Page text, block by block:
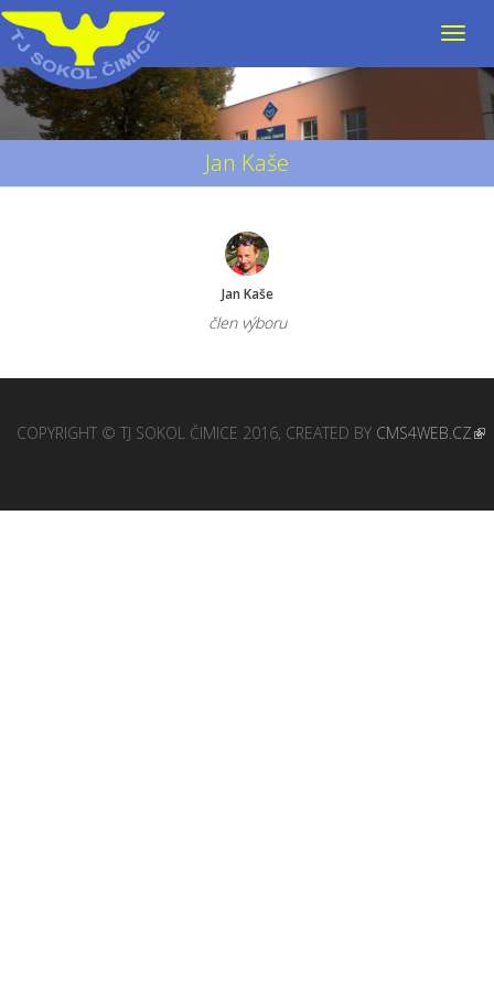
Jan Kaše
Jan Kaše
člen výboru
COPYRIGHT © TJ SOKOL ČIMICE 2016, CREATED BY CMS4WEB.CZ